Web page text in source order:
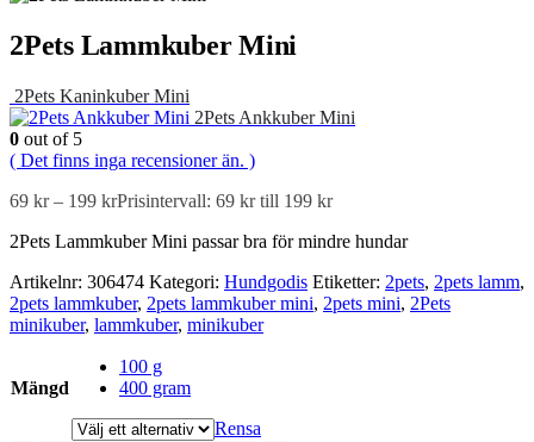
2Pets Lammkuber Mini
2Pets Kaninkuber Mini
2Pets Ankkuber Mini
0 out of 5
( Det finns inga recensioner än. )
69 kr – 199 krPrisintervall: 69 kr till 199 kr
2Pets Lammkuber Mini passar bra för mindre hundar
Artikelnr: 306474 Kategori: Hundgodis Etiketter: 2pets, 2pets lamm,
2pets lammkuber, 2pets lammkuber mini, 2pets mini, 2Pets
minikuber, lammkuber, minikuber
Mängd
100 g
400 gram
Rensa